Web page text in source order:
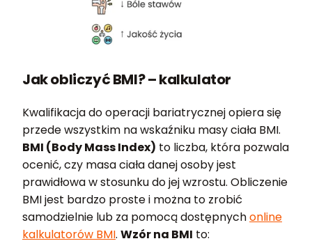
Jak obliczyć BMI? – kalkulator
Kwalifikacja do operacji bariatrycznej opiera się
przede wszystkim na wskaźniku masy ciała BMI.
BMI (Body Mass Index) to liczba, która pozwala
ocenić, czy masa ciała danej osoby jest
prawidłowa w stosunku do jej wzrostu. Obliczenie
BMI jest bardzo proste i można to zrobić
samodzielnie lub za pomocą dostępnychonline
kalkulatorów BMI. Wzór na BMI to: